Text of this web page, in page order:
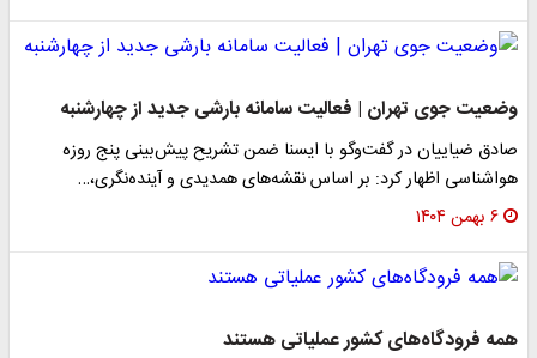
وضعیت جوی تهران | فعالیت سامانه بارشی جدید از چهارشنبه
صادق ضیاییان در گفت‌وگو با ایسنا ضمن تشریح پیش‌بینی پنج روزه
هواشناسی اظهار کرد: بر اساس نقشه‌های همدیدی و آینده‌نگری،…
۶ بهمن ۱۴۰۴
همه فرودگاه‌های کشور عملیاتی هستند